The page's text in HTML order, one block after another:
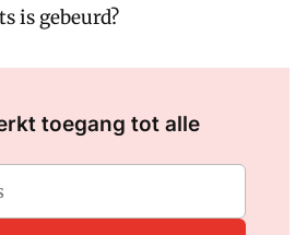
is gebeurd?
toegang tot alle